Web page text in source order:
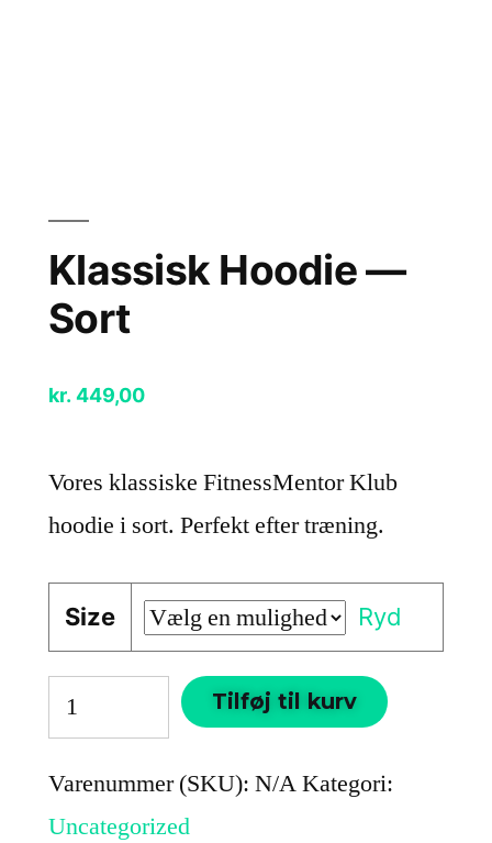
Klassisk Hoodie —
Sort
kr. 449,00
Vores klassiske FitnessMentor Klub
hoodie i sort. Perfekt efter træning.
Size Ryd
Tilføj til kurv
Varenummer (SKU): N/AKategori:
Uncategorized